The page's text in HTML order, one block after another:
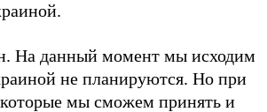
На данный момент мы исходим
не планируются. Но при
мы сможем принять и